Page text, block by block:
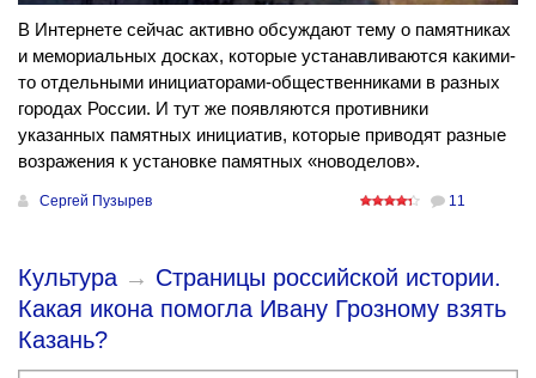
В Интернете сейчас активно обсуждают тему о памятниках
и мемориальных досках, которые устанавливаются какими-
то отдельными инициаторами-общественниками в разных
городах России. И тут же появляются противники
указанных памятных инициатив, которые приводят разные
возражения к установке памятных «новоделов».
Сергей Пузырев 11
Культура → Страницы российской истории.
Какая икона помогла Ивану Грозному взять
Казань?